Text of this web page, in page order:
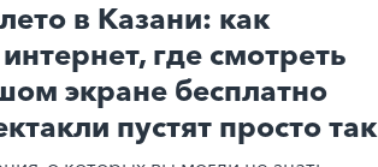
в Казани: как
где смотреть
экране бесплатно
пустят просто так